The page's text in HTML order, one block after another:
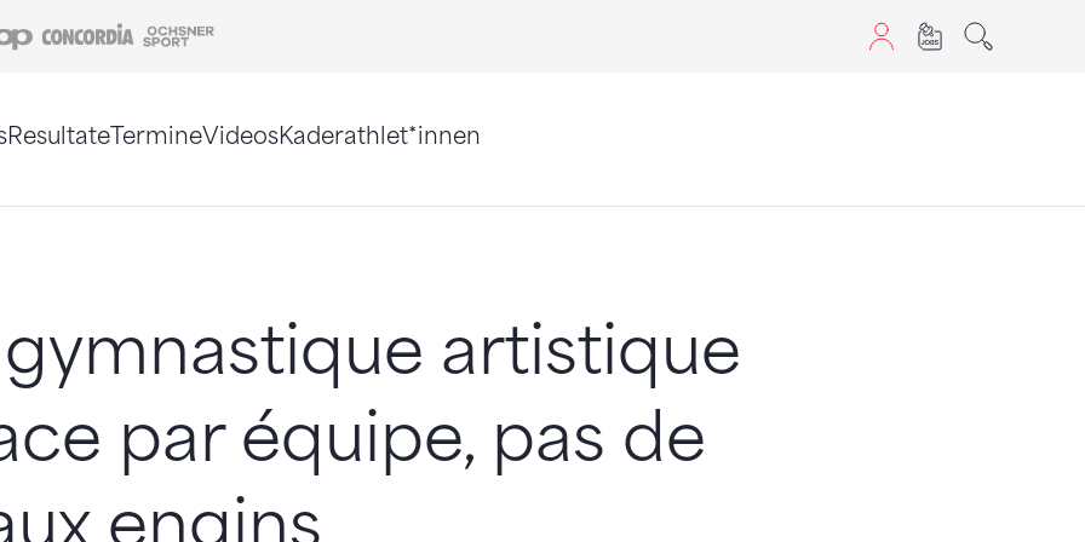
Coop Concordia
ResultateTermineVideosKaderathlet*innen
artistique
par équipe, pas de
engins